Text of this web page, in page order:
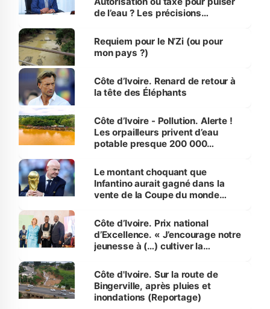
de l’eau ? Les précisions
Requiem pour le N’Zi (ou pour
mon pays ?)
Côte d’Ivoire. Renard de retour à
la tête des Éléphants
Côte d’Ivoire - Pollution. Alerte !
Les orpailleurs privent d’eau
potable presque 200 000
Le montant choquant que
Infantino aurait gagné dans la
vente de la Coupe du monde
Côte d’Ivoire. Prix national
d’Excellence. « J’encourage notre
jeunesse à (…) cultiver la
(Alassane Ouattara
Côte d'Ivoire. Sur la route de
Bingerville, après pluies et
inondations (Reportage)